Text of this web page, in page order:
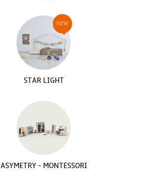
STAR LIGHT
ASYMETRY - MONTESSORI